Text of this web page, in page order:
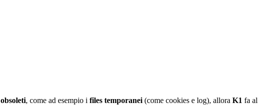
obsoleti, come ad esempio i files temporanei (come cookies e log), allora K1 fa al